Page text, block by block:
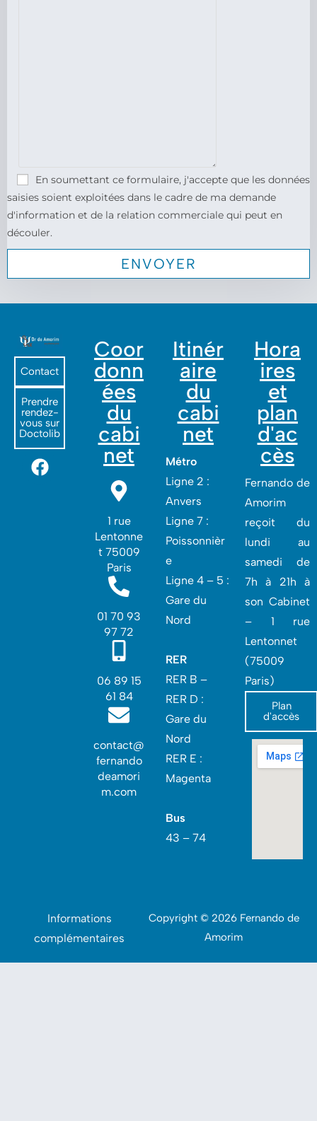
En soumettant ce formulaire, j'accepte que les données
saisies soient exploitées dans le cadre de ma demande
d'information et de la relation commerciale qui peut en
découler.
Contact
Prendre
rendez-
vous sur
Doctolib
Coor
donn
ées
du
cabi
net
1 rue
Lentonne
t 75009
Paris
01 70 93
97 72
06 89 15
61 84
contact@
fernando
deamori
m.com
Itinér
aire
du
cabi
net
Métro
Ligne 2 :
Anvers
Ligne 7 :
Poissonnièr
e
Ligne 4 – 5 :
Gare du
Nord
RER
RER B –
RER D :
Gare du
Nord‎
RER E :
Magenta
Bus
43 – 74
Hora
ires
et
plan
d'ac
cès
Fernando de
Amorim
reçoit du
lundi au
samedi de
7h à 21h à
son Cabinet
– 1 rue
Lentonnet
(75009
Paris)
Plan
d'accès
Informations
complémentaires
Copyright © 2026 Fernando de
Amorim